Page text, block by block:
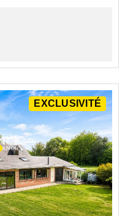
EXCLUSIVITÉ